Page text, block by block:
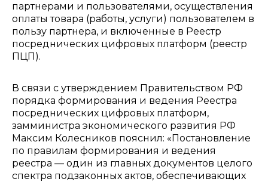
партнерами и пользователями, осуществления
оплаты товара (работы, услуги) пользователем в
пользу партнера, и включенные в Реестр
посреднических цифровых платформ (реестр
ПЦП).
В связи с утверждением Правительством РФ
порядка формирования и ведения Реестра
посреднических цифровых платформ,
замминистра экономического развития РФ
Максим Колесников пояснил: «Постановление
по правилам формирования и ведения
реестра — один из главных документов целого
спектра подзаконных актов, обеспечивающих